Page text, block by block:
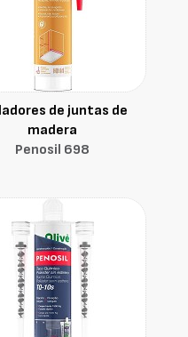
de juntas de
madera
Penosil 698